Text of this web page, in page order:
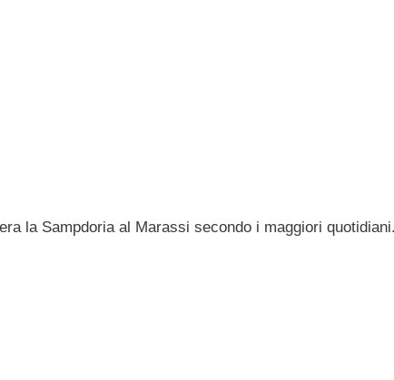
la Sampdoria al Marassi secondo i maggiori